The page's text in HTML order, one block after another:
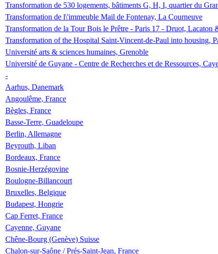
Transformation de 530 logements, bâtiments G, H, I, quartier du
Transformation de l\'immeuble Mail de Fontenay, La Courneuve
Transformation de la Tour Bois le Prêtre - Paris 17 - Druot, Lacaton
Transformation of the Hospital Saint-Vincent-de-Paul into housing,
Université arts & sciences humaines, Grenoble
Université de Guyane - Centre de Recherches et de Ressources,
-
Aarhus, Danemark
Angoulême, France
Bègles, France
Basse-Terre, Guadeloupe
Berlin, Allemagne
Beyrouth, Liban
Bordeaux, France
Bosnie-Herzégovine
Boulogne-Billancourt
Bruxelles, Belgique
Budapest, Hongrie
Cap Ferret, France
Cayenne, Guyane
Chêne-Bourg (Genève) Suisse
Chalon-sur-Saône / Prés-Saint-Jean, France